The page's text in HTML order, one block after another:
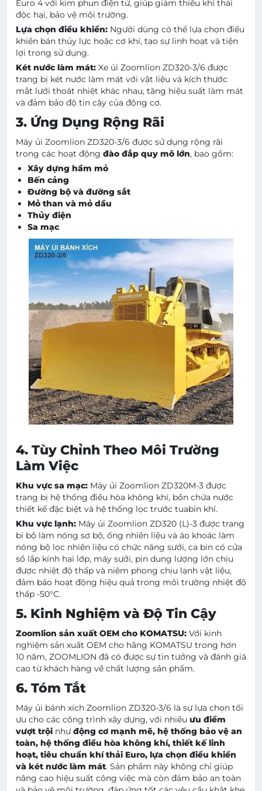
Euro 4 với kim phun điện tử, giúp giảm thiểu khí thải
độc hại, bảo vệ môi trường.
Lựa chọn điều khiển: Người dùng có thể lựa chọn điều
khiển bán thủy lực hoặc cơ khí, tạo sự linh hoạt và tiện
lợi trong sử dụng.
Két nước làm mát: Xe ủi Zoomlion ZD320-3/6 được
trang bị két nước làm mát với vật liệu và kích thước
mắt lưới thoát nhiệt khác nhau, tăng hiệu suất làm mát
và đảm bảo độ tin cậy của động cơ.
3. Ứng Dụng Rộng Rãi
Máy ủi Zoomlion ZD320-3/6 được sử dụng rộng rãi
trong các hoạt động đào đắp quy mô lớn, bao gồm:
Xây dựng hầm mỏ
Bến cảng
Đường bộ và đường sắt
Mỏ than và mỏ dầu
Thủy điện
Sa mạc
4. Tùy Chỉnh Theo Môi Trường
Làm Việc
Khu vực sa mạc: Máy ủi Zoomlion ZD320M-3 được
trang bị hệ thống điều hòa không khí, bồn chứa nước
thiết kế đặc biệt và hệ thống lọc trước tuabin khí.
Khu vực lạnh: Máy ủi Zoomlion ZD320 (L)-3 được trang
bị bộ làm nóng sơ bộ, ống nhiên liệu và áo khoác làm
nóng bộ lọc nhiên liệu có chức năng sưởi, ca bin có cửa
sổ lắp kính hai lớp, máy sưởi, pin dung lượng lớn chịu
được nhiệt độ thấp và niêm phong chịu lạnh vật liệu,
đảm bảo hoạt động hiệu quả trong môi trường nhiệt độ
thấp -50°C.
5. Kinh Nghiệm và Độ Tin Cậy
Zoomlion sản xuất OEM cho KOMATSU: Với kinh
nghiệm sản xuất OEM cho hãng KOMATSU trong hơn
10 năm, ZOOMLION đã có được sự tin tưởng và đánh giá
cao từ khách hàng về chất lượng sản phẩm.
6. Tóm Tắt
Máy ủi bánh xích Zoomlion ZD320-3/6 là sự lựa chọn tối
ưu cho các công trình xây dựng, với nhiều ưu điểm
vượt trội nhưđộng cơ mạnh mẽ, hệ thống bảo vệ an
toàn, hệ thống điều hòa không khí, thiết kế linh
hoạt, tiêu chuẩn khí thải Euro, lựa chọn điều khiển
và két nước làm mát. Sản phẩm này không chỉ giúp
nâng cao hiệu suất công việc mà còn đảm bảo an toàn